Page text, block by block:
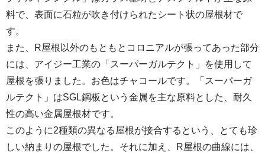
料で、表面に石粒が吹き付けられたシート状の屋根材で
す。
また、R屋根以外のもともとコロニアルが張ってあった部分
には、アイジー工業の「スーパーガルテクト」を使用して
屋根を張りました。お色はチャコールです。「スーパーガ
ルテクト」はSGL鋼板という金属を主な原料とした、耐久
性の高い金属屋根材です。
このように2種類の異なる屋根が接合するという、とても珍
しい納まりの屋根でした。それに加え、R屋根の曲線には、